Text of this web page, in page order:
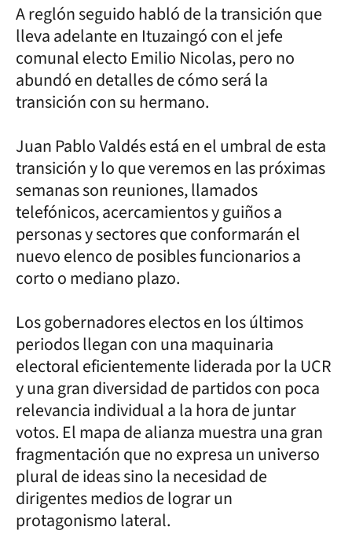
A reglón seguido habló de la transición que
lleva adelante en Ituzaingó con el jefe
comunal electo Emilio Nicolas, pero no
abundó en detalles de cómo será la
transición con su hermano.
Juan Pablo Valdés está en el umbral de esta
transición y lo que veremos en las próximas
semanas son reuniones, llamados
telefónicos, acercamientos y guiños a
personas y sectores que conformarán el
nuevo elenco de posibles funcionarios a
corto o mediano plazo.
Los gobernadores electos en los últimos
periodos llegan con una maquinaria
electoral eficientemente liderada por la UCR
y una gran diversidad de partidos con poca
relevancia individual a la hora de juntar
votos. El mapa de alianza muestra una gran
fragmentación que no expresa un universo
plural de ideas sino la necesidad de
dirigentes medios de lograr un
protagonismo lateral.